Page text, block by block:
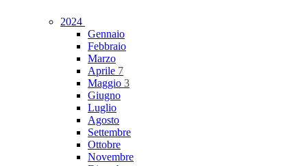
2024
Gennaio
Febbraio
Marzo
Aprile 7
Maggio 3
Giugno
Luglio
Agosto
Settembre
Ottobre
Novembre